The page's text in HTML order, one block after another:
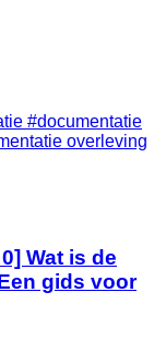
#documentatie
overleving
Wat is de
gids voor